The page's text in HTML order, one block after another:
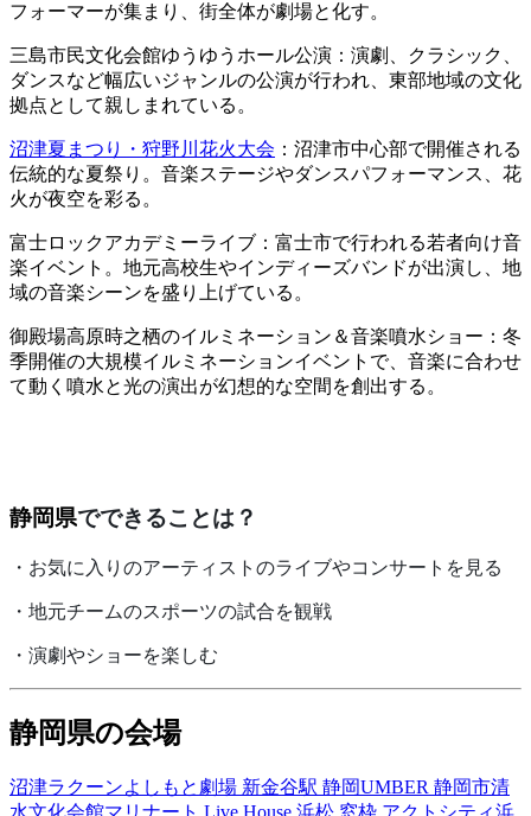
フォーマーが集まり、街全体が劇場と化す。
三島市民文化会館ゆうゆうホール公演：演劇、クラシック、
ダンスなど幅広いジャンルの公演が行われ、東部地域の文化
拠点として親しまれている。
沼津夏まつり・狩野川花火大会 ：沼津市中心部で開催される
伝統的な夏祭り。音楽ステージやダンスパフォーマンス、花
火が夜空を彩る。
富士ロックアカデミーライブ：富士市で行われる若者向け音
楽イベント。地元高校生やインディーズバンドが出演し、地
域の音楽シーンを盛り上げている。
御殿場高原時之栖のイルミネーション＆音楽噴水ショー：冬
季開催の大規模イルミネーションイベントで、音楽に合わせ
て動く噴水と光の演出が幻想的な空間を創出する。
静岡県でできることは？
・お気に入りのアーティストのライブやコンサートを見る
・地元チームのスポーツの試合を観戦
・演劇やショーを楽しむ
静岡県の会場
沼津ラクーンよしもと劇場 新金谷駅 静岡UMBER 静岡市清
水文化会館マリナート Live House 浜松 窓枠 アクトシティ浜